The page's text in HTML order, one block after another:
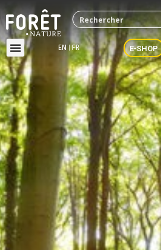
EN FR E-SHOP